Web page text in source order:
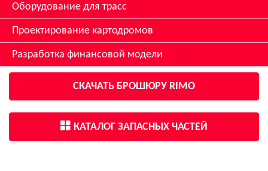
Оборудование для трасс
Проектирование картодромов
Разработка финансовой модели
СКАЧАТЬ БРОШЮРУ RIMO
КАТАЛОГ ЗАПАСНЫХ ЧАСТЕЙ